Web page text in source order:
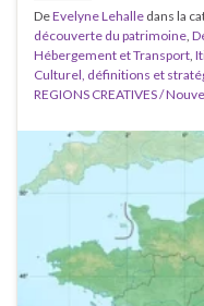
DeEvelyne Lehalle dans la
découverte du patrimoine,
Hébergement et Transport,
Culturel, définitions et
REGIONS CREATIVES /